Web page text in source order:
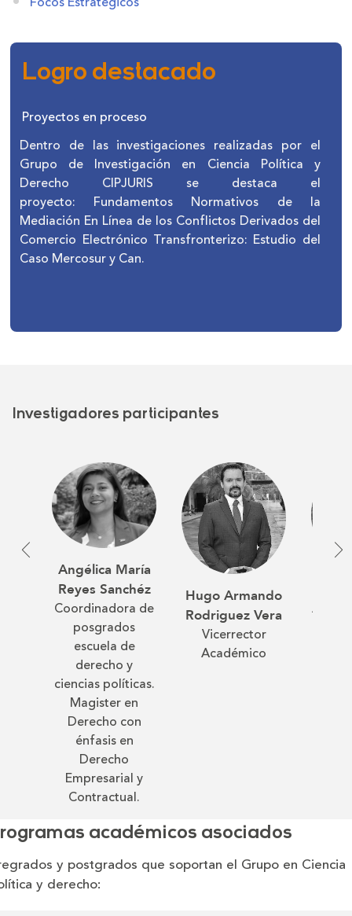
Logro destacado
Proyectos en proceso
Dentro de las investigaciones realizadas por el
Grupo de Investigación en Ciencia Política y
Derecho CIPJURIS se destaca el
proyecto: Fundamentos Normativos de la
Mediación En Línea de los Conflictos Derivados del
Comercio Electrónico Transfronterizo: Estudio del
Caso Mercosur y Can.
Investigadores participantes
Angélica María
Reyes Sanchéz
Coordinadora de
posgrados
escuela de
derecho y
ciencias políticas.
Magister en
Derecho con
énfasis en
Derecho
Empresarial y
Contractual.
Hugo Armando
Rodriguez Vera
Vicerrector
Académico
académicos asociados
y postgrados que soportan el Grupo en Ciencia
y derecho: